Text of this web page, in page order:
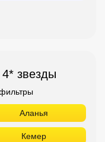
звезды
Аланья
Кемер